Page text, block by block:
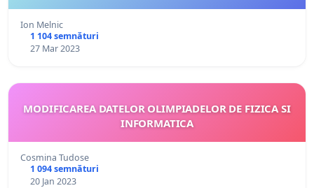
Ion Melnic
1 104 semnături
27 Mar 2023
MODIFICAREA DATELOR OLIMPIADELOR DE FIZICA SI
INFORMATICA
Cosmina Tudose
1 094 semnături
20 Jan 2023